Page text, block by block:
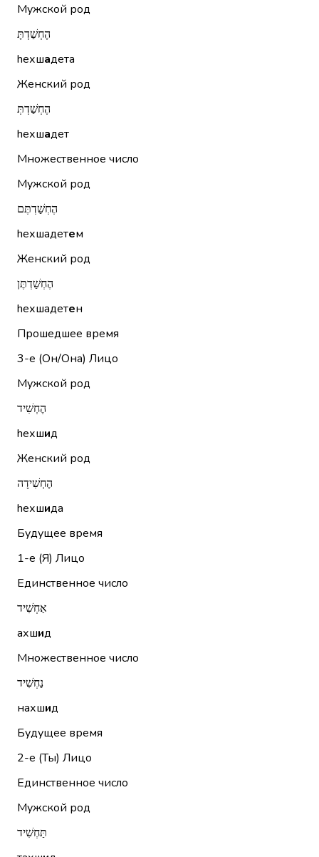
Мужской род
הֶחְשַׁדְתָּ
hехшадета
Женский род
הֶחְשַׁדְתְּ
hехшадет
Множественное число
Мужской род
הֶחְשַׁדְתֶּם
hехшадетем
Женский род
הֶחְשַׁדְתֶּן
hехшадетен
Прошедшее время
3-е (Он/Она) Лицо
Мужской род
הֶחְשִׁיד
hехшид
Женский род
הֶחְשִׁידָה
hехшида
Будущее время
1-е (Я) Лицо
Единственное число
אַחְשִׁיד
ахшид
Множественное число
נַחְשִׁיד
нахшид
Будущее время
2-е (Ты) Лицо
Единственное число
Мужской род
תַּחְשִׁיד